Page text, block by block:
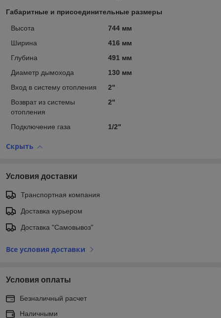
Габаритные и присоединительные размеры
Высота
744 мм
Ширина
416 мм
Глубина
491 мм
Диаметр дымохода
130 мм
Вход в систему отопления
2"
Возврат из системы
отопления
2"
Подключение газа 1/2"
Скрыть
Условия доставки
Транспортная компания
Доставка курьером
Доставка "Самовывоз"
Все условия доставки
Условия оплаты
Безналичный расчет
Наличными